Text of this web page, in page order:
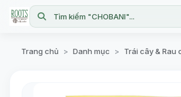
Tìm kiếm "CHOBANI"...
Trang chủ > Danh mục > Trái cây & Rau